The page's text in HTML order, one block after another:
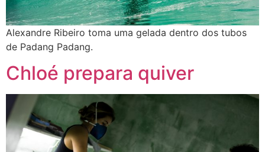
Alexandre Ribeiro toma uma gelada dentro dos tubos
de Padang Padang.
Chloé prepara quiver